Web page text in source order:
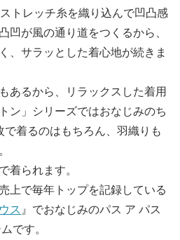
トレッチ糸を織り込んで凹凸感
凹が風の通り道をつくるから、
、サラッとした着心地が続きま
あるから、リラックスした着用
ン」シリーズではおなじみのち
着るのはもちろん、羽織りも
着られます。
上で毎年トップを記録している
ス 』でおなじみのパス ア パス
です。